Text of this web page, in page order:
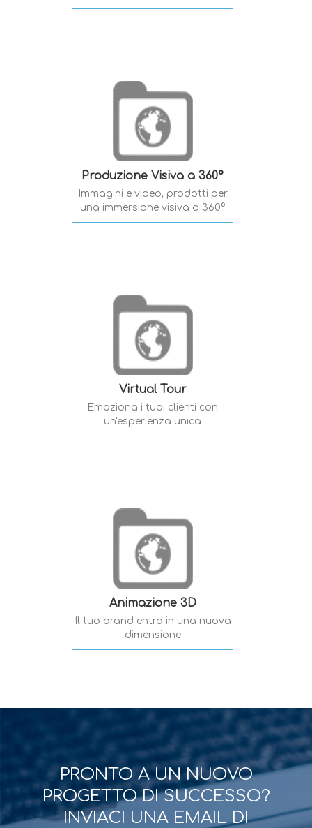
Produzione Visiva a 360°
Immagini e video, prodotti per
una immersione visiva a 360°
Virtual Tour
Emoziona i tuoi clienti con
un'esperienza unica
Animazione 3D
Il tuo brand entra in una nuova
dimensione
PRONTO A UN NUOVO
PROGETTO DI SUCCESSO?
INVIACI UNA EMAIL DI